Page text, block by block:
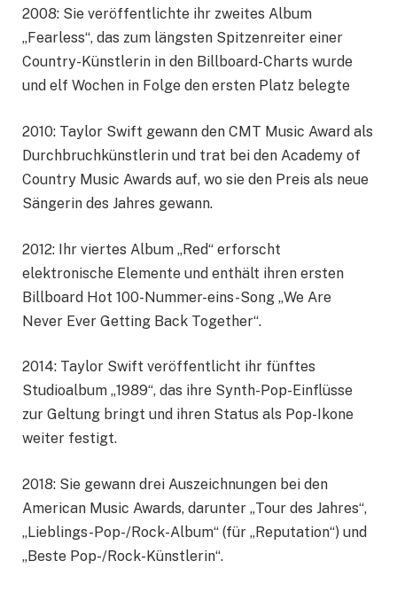
2008: Sie veröffentlichte ihr zweites Album
„Fearless“, das zum längsten Spitzenreiter einer
Country-Künstlerin in den Billboard-Charts wurde
und elf Wochen in Folge den ersten Platz belegte
2010: Taylor Swift gewann den CMT Music Award als
Durchbruchkünstlerin und trat bei den Academy of
Country Music Awards auf, wo sie den Preis als neue
Sängerin des Jahres gewann.
2012: Ihr viertes Album „Red“ erforscht
elektronische Elemente und enthält ihren ersten
Billboard Hot 100-Nummer-eins-Song „We Are
Never Ever Getting Back Together“.
2014: Taylor Swift veröffentlicht ihr fünftes
Studioalbum „1989“, das ihre Synth-Pop-Einflüsse
zur Geltung bringt und ihren Status als Pop-Ikone
weiter festigt.
2018: Sie gewann drei Auszeichnungen bei den
American Music Awards, darunter „Tour des Jahres“,
„Lieblings-Pop-/Rock-Album“ (für „Reputation“) und
„Beste Pop-/Rock-Künstlerin“.